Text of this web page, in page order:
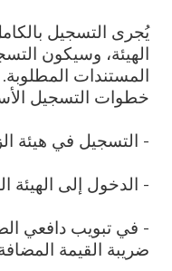
يُجرى التسجيل
الهيئة، وسيكون
المستندات المطلوبة.
خطوات التسجيل
- التسجيل في هيئة
- الدخول إلى الهيئة
- في تبويب دافعي
ضريبة القيمة